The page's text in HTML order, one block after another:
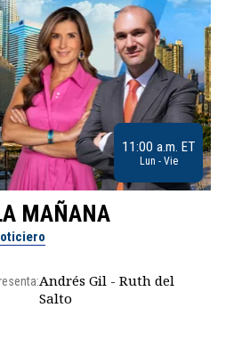
11:00 a.m. ET
Lun - Vie
MAÑANA
Andrés Gil - Ruth del
Salto